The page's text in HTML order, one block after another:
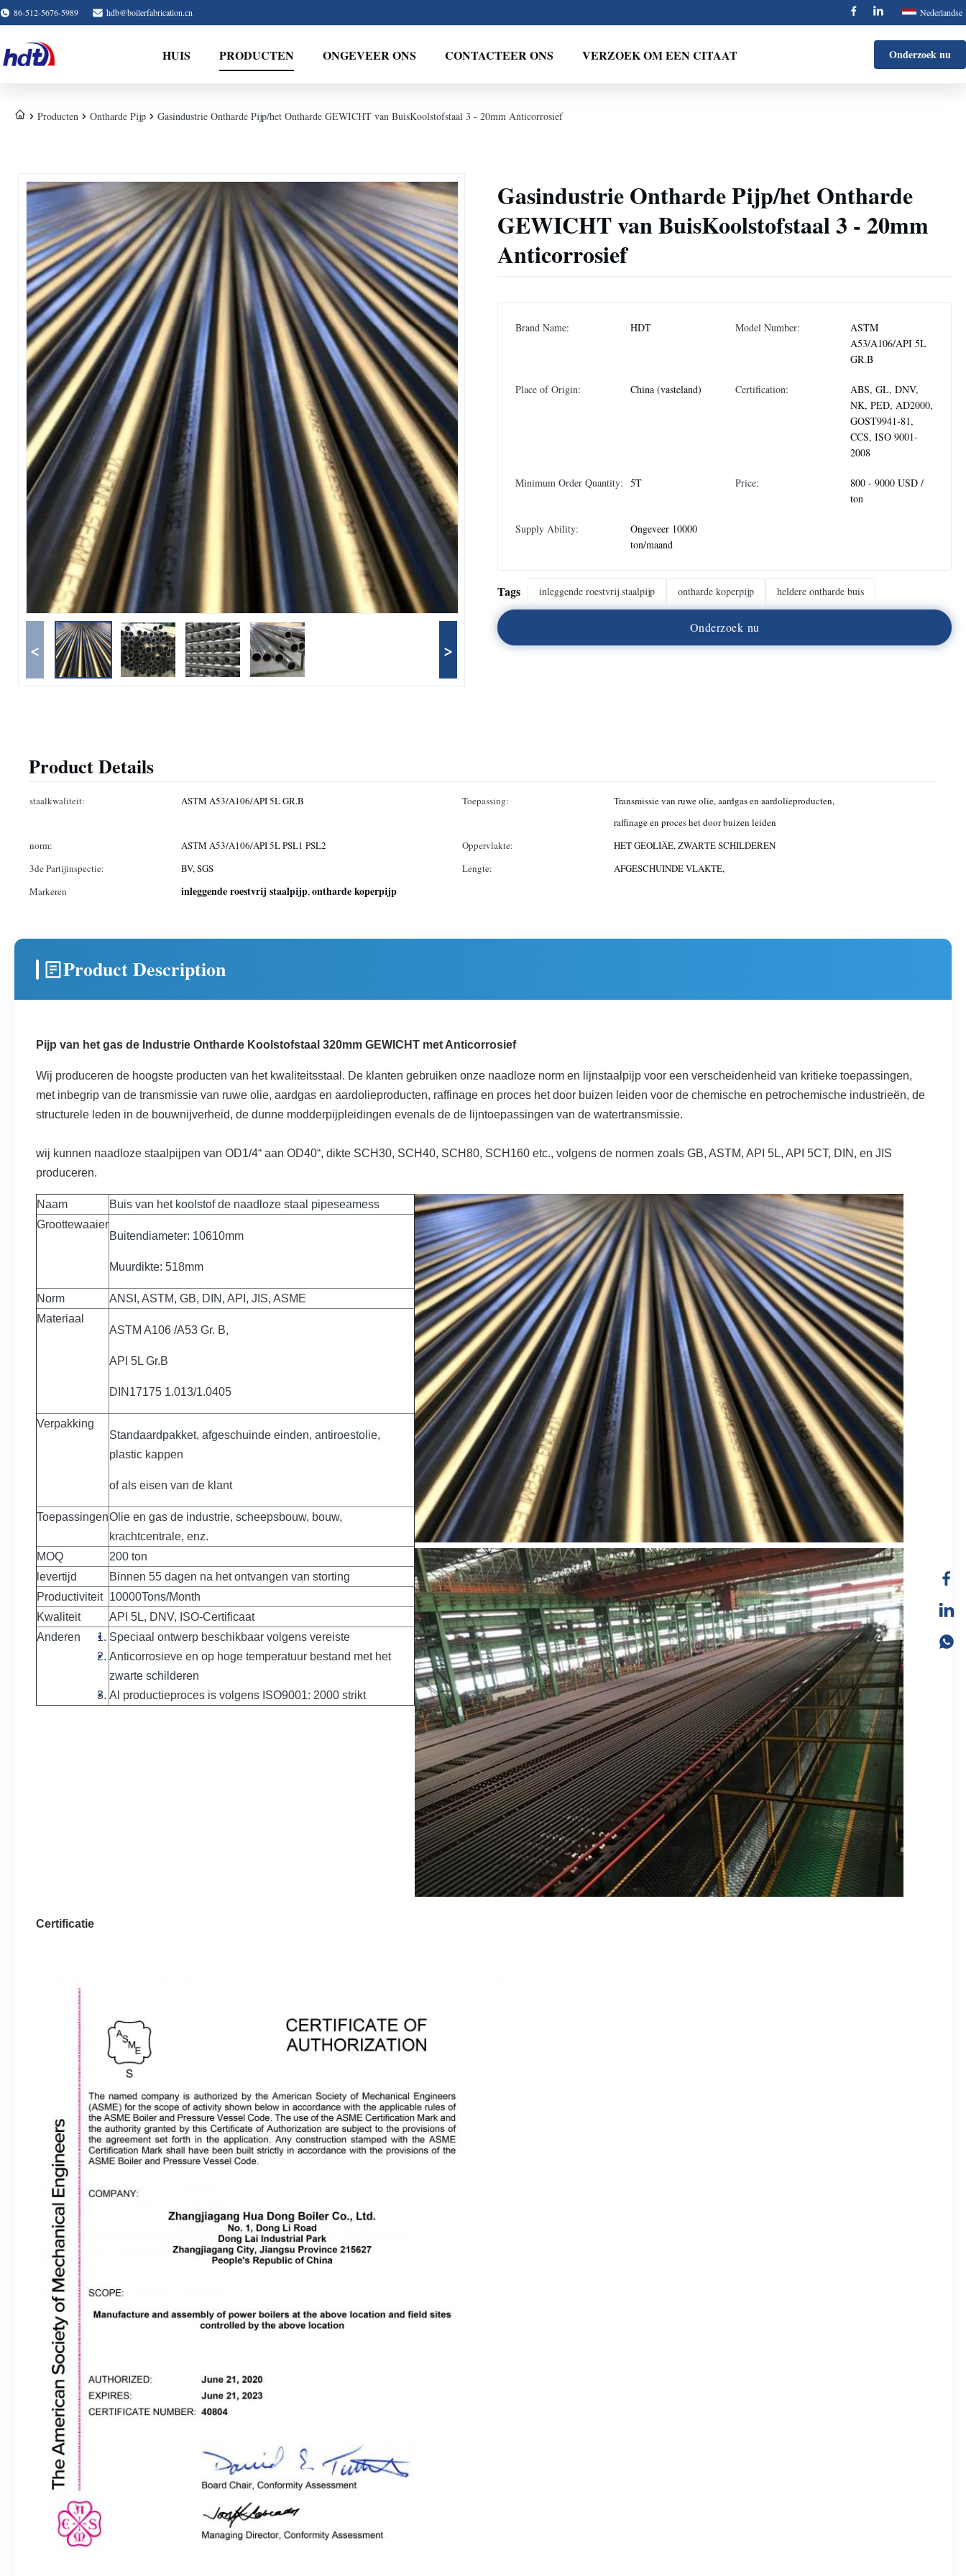
86-512-5676-5989 hdb@boilerfabrication.cn Nederlandse
HUIS PRODUCTEN ONGEVEER ONS CONTACTEER ONS VERZOEK OM EEN CITAAT Onderzoek nu
Producten Ontharde Pijp Gasindustrie Ontharde Pijp/het Ontharde GEWICHT van BuisKoolstofstaal 3 - 20mm Anticorrosief
< >
Gasindustrie Ontharde Pijp/het Ontharde
GEWICHT van BuisKoolstofstaal 3 - 20mm
Anticorrosief
Brand Name: HDT Model Number:
ASTM
A53/A106/API 5L
GR.B
Place of Origin: China (vasteland) Certification:
ABS, GL, DNV,
NK, PED, AD2000,
GOST9941-81,
CCS, ISO 9001-
2008
Minimum Order Quantity: 5T Price:
800 - 9000 USD /
ton
Supply Ability:
Ongeveer 10000
ton/maand
Tags inleggende roestvrij staalpijp ontharde koperpijp heldere ontharde buis
Onderzoek nu
Product Details
staalkwaliteit: ASTM A53/A106/API 5L GR.B Toepassing:
Transmissie van ruwe olie, aardgas en aardolieproducten,
raffinage en proces het door buizen leiden
norm:
ASTM A53/A106/API 5L PSL1 PSL2 Oppervlakte:
HET GEOLIÄE, ZWARTE SCHILDEREN
3de Partijinspectie:
BV, SGS Lengte:
AFGESCHUINDE VLAKTE,
Markeren
inleggende roestvrij staalpijp,ontharde koperpijp
Product Description
Pijp van het gas de Industrie Ontharde Koolstofstaal 320mm GEWICHT met Anticorrosief
Wij produceren de hoogste producten van het kwaliteitsstaal. De klanten gebruiken onze naadloze norm en lijnstaalpijp voor een verscheidenheid van kritieke toepassingen,
met inbegrip van de transmissie van ruwe olie, aardgas en aardolieproducten, raffinage en proces het door buizen leiden voor de chemische en petrochemische industrieën, de
structurele leden in de bouwnijverheid, de dunne modderpijpleidingen evenals de de lijntoepassingen van de watertransmissie.
wij kunnen naadloze staalpijpen van OD1/4“ aan OD40“, dikte SCH30, SCH40, SCH80, SCH160 etc., volgens de normen zoals GB, ASTM, API 5L, API 5CT, DIN, en JIS
produceren.
Naam
Buis van het koolstof de naadloze staal pipeseamess
Groottewaaier
Buitendiameter: 10610mm
Muurdikte: 518mm
Norm
ANSI, ASTM, GB, DIN, API, JIS, ASME
Materiaal
ASTM A106 /A53 Gr. B,
API 5L Gr.B
DIN17175 1.013/1.0405
Verpakking
Standaardpakket, afgeschuinde einden, antiroestolie,
plastic kappen
of als eisen van de klant
ToepassingenOlie en gas de industrie, scheepsbouw, bouw,
krachtcentrale, enz.
MOQ
200 ton
levertijd
Binnen 55 dagen na het ontvangen van storting
Productiviteit 10000Tons/Month
Kwaliteit
API 5L, DNV, ISO-Certificaat
Anderen
Speciaal ontwerp beschikbaar volgens vereiste
Anticorrosieve en op hoge temperatuur bestand met het
zwarte schilderen
Al productieproces is volgens ISO9001: 2000 strikt
Certificatie